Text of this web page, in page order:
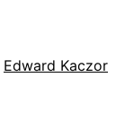
Edward Kaczor